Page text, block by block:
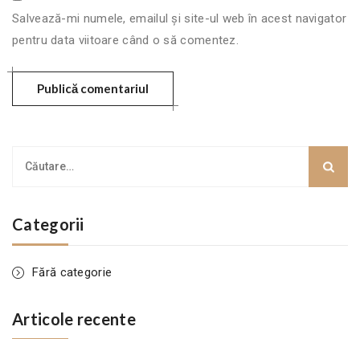
Salvează-mi numele, emailul și site-ul web în acest navigator
pentru data viitoare când o să comentez.
Categorii
Fără categorie
Articole recente